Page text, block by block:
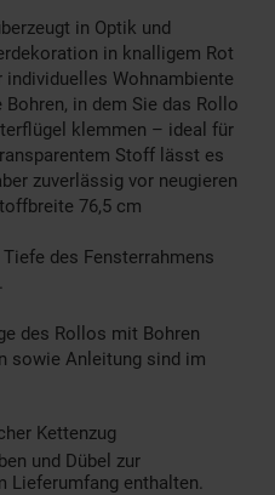
in Optik und
in knalligem Rot
Wohnambiente
in dem Sie das Rollo
klemmen – ideal für
Stoff lässt es
zuverlässig vor neugieren
76,5 cm
des Fensterrahmens
des Rollos mit Bohren
sowie Anleitung sind im
Kettenzug
und Dübel zur
Lieferumfang enthalten.